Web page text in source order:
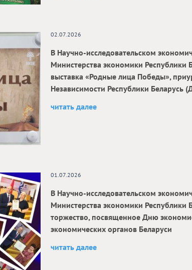
02.07.2026
В Научно-исследовательском
Министерства экономики Республики
выставка «Родные лица Победы»,
Независимости Республики Беларусь
читать далее
01.07.2026
В Научно‑исследовательском
Министерства экономики Республики
торжество, посвященное Дню
экономических органов Беларуси
читать далее